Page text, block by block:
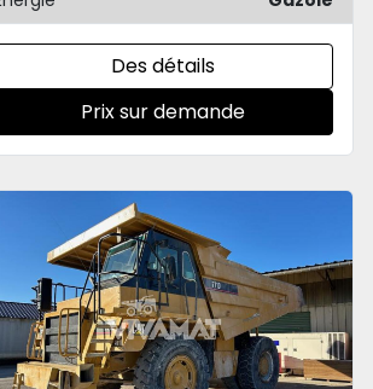
Des détails
Prix sur demande